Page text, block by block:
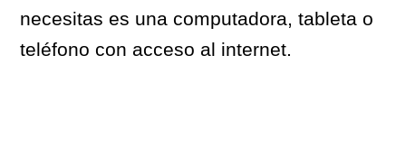
necesitas es una computadora, tableta o
teléfono con acceso al internet.